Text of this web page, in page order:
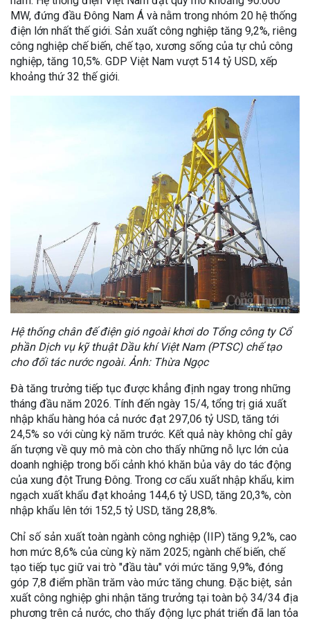
MW, đứng đầu Đông Nam Á và nằm trong nhóm 20 hệ thống
điện lớn nhất thế giới. Sản xuất công nghiệp tăng 9,2%, riêng
công nghiệp chế biến, chế tạo, xương sống của tự chủ công
nghiệp, tăng 10,5%. GDP Việt Nam vượt 514 tỷ USD, xếp
khoảng thứ 32 thế giới.
Hệ thống chân đế điện gió ngoài khơi do Tổng công ty Cổ
phần Dịch vụ kỹ thuật Dầu khí Việt Nam (PTSC) chế tạo
cho đối tác nước ngoài. Ảnh: Thừa Ngọc
Đà tăng trưởng tiếp tục được khẳng định ngay trong những
tháng đầu năm 2026. Tính đến ngày 15/4, tổng trị giá xuất
nhập khẩu hàng hóa cả nước đạt 297,06 tỷ USD, tăng tới
24,5% so với cùng kỳ năm trước. Kết quả này không chỉ gây
ấn tượng về quy mô mà còn cho thấy những nỗ lực lớn của
doanh nghiệp trong bối cảnh khó khăn bủa vây do tác động
của xung đột Trung Đông. Trong cơ cấu xuất nhập khẩu, kim
ngạch xuất khẩu đạt khoảng 144,6 tỷ USD, tăng 20,3%, còn
nhập khẩu lên tới 152,5 tỷ USD, tăng 28,8%.
Chỉ số sản xuất toàn ngành công nghiệp (IIP) tăng 9,2%, cao
hơn mức 8,6% của cùng kỳ năm 2025; ngành chế biến, chế
tạo tiếp tục giữ vai trò "đầu tàu" với mức tăng 9,9%, đóng
góp 7,8 điểm phần trăm vào mức tăng chung. Đặc biệt, sản
xuất công nghiệp ghi nhận tăng trưởng tại toàn bộ 34/34 địa
phương trên cả nước, cho thấy động lực phát triển đã lan tỏa